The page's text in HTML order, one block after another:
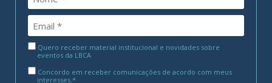
Quero receber material institucional e novidades sobre
eventos da LBCA
Concordo em receber comunicações de acordo com meus
interesses.*